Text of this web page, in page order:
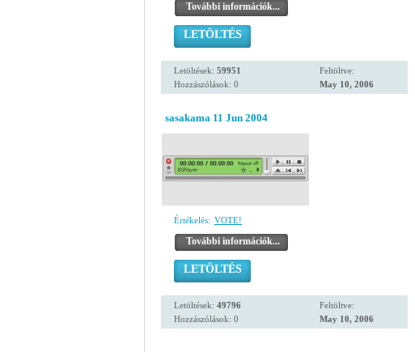
További információk...
LETÖLTÉS
Letöltések: 59951
Hozzászólások: 0
Feltöltve:
May 10, 2006
sasakama 11 Jun 2004
Értékelés: VOTE!
További információk...
LETÖLTÉS
Letöltések: 49796
Hozzászólások: 0
Feltöltve:
May 10, 2006